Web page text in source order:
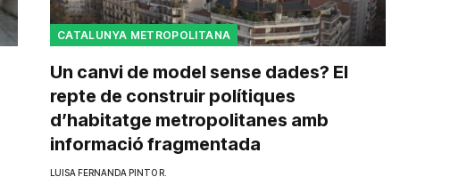
CATALUNYA METROPOLITANA
Un canvi de model sense dades? El
repte de construir polítiques
d’habitatge metropolitanes amb
informació fragmentada
LUISA FERNANDA PINTO R.